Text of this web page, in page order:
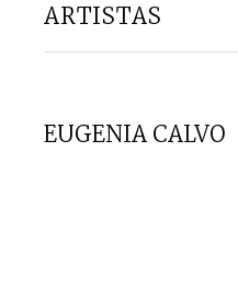
ARTISTAS
EUGENIA CALVO